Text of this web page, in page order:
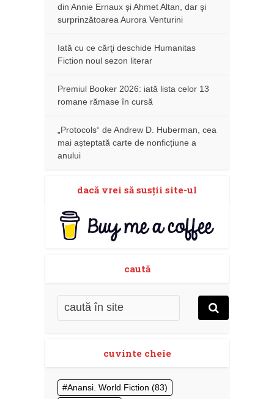
din Annie Ernaux și Ahmet Altan, dar şi
surprinzătoarea Aurora Venturini
Iată cu ce cărţi deschide Humanitas
Fiction noul sezon literar
Premiul Booker 2026: iată lista celor 13
romane rămase în cursă
„Protocols“ de Andrew D. Huberman, cea
mai așteptată carte de nonficțiune a
anului
dacă vrei să susţii site-ul
caută
cuvinte cheie
Anansi. World Fiction (83)